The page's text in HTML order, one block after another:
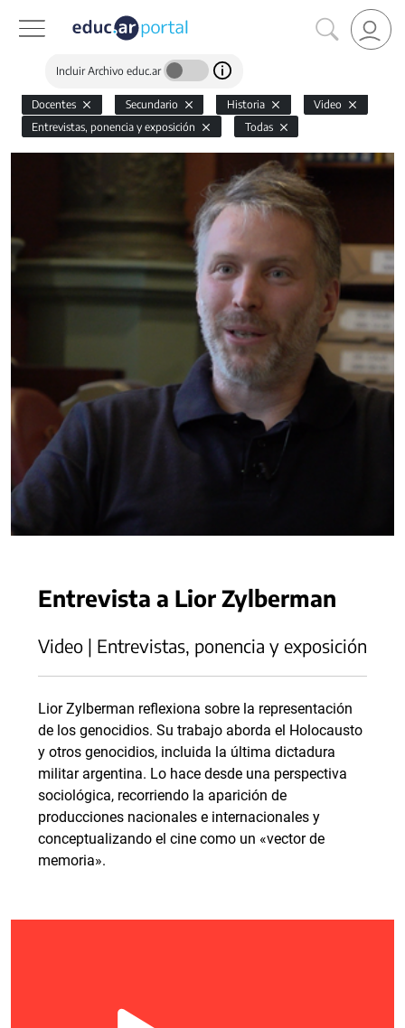
Incluir Archivo educ.ar
Docentes Secundario Historia
Video
Entrevistas, ponencia y exposición
Todas
Entrevista a Lior Zylberman
Video | Entrevistas, ponencia y exposición
Lior Zylberman reflexiona sobre la representación
de los genocidios. Su trabajo aborda el Holocausto
y otros genocidios, incluida la última dictadura
militar argentina. Lo hace desde una perspectiva
sociológica, recorriendo la aparición de
producciones nacionales e internacionales y
conceptualizando el cine como un «vector de
memoria».